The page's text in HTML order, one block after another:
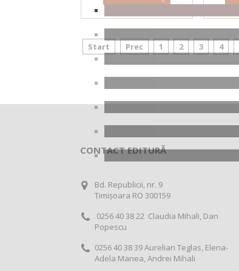
Start Prec 1 2 3 4
CONTACT EDITURĂ
Bd. Republicii, nr. 9
Timișoara RO 300159
0256 40 38 22 Claudia Mihali, Dan
Popescu
0256 40 38 39 Aurelian Teglas, Elena-
Adela Manea, Andrei Mihali